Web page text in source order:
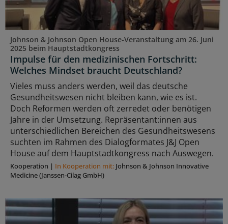
Johnson & Johnson Open House-Veranstaltung am 26. Juni
2025 beim Hauptstadtkongress
Impulse für den medizinischen Fortschritt:
Welches Mindset braucht Deutschland?
Vieles muss anders werden, weil das deutsche
Gesundheitswesen nicht bleiben kann, wie es ist.
Doch Reformen werden oft zerredet oder benötigen
Jahre in der Umsetzung. Repräsentant:innen aus
unterschiedlichen Bereichen des Gesundheitswesens
suchten im Rahmen des Dialogformates J&J Open
House auf dem Hauptstadtkongress nach Auswegen.
Kooperation | In Kooperation mit: Johnson & Johnson Innovative
Medicine (Janssen-Cilag GmbH)